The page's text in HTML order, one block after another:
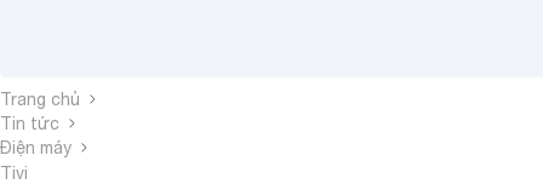
Trang chủ
Tin tức
Điện máy
Tivi